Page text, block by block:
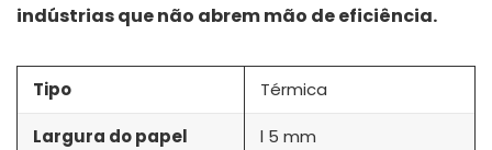
indústrias que não abrem mão de eficiência.
Tipo Térmica
Largura do papel l 5 mm